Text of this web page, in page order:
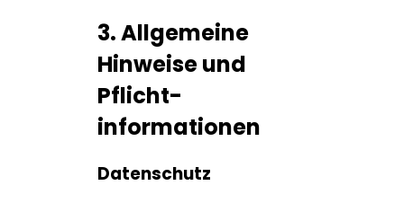
3. Allgemeine
Hinweise und
Pflicht­
informationen
Datenschutz